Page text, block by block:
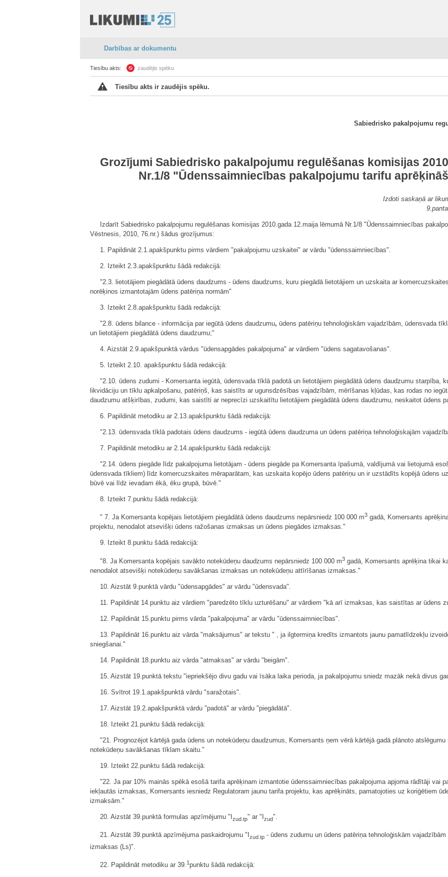
Darbības ar dokumentu
Tiesību akts: zaudējis spēku
Tiesību akts ir zaudējis spēku.
Sabiedrisko pakalpojumu
Grozījumi Sabiedrisko pakalpojumu regulēšanas komisijas
Nr.1/8 "Ūdenssaimniecības pakalpojumu tarifu
Izdoti saskaņā ar
Izdarīt Sabiedrisko pakalpojumu regulēšanas komisijas 2010.gada 12.maija lēmumā Nr.1/8 "Ūdenssaimniecības
Vēstnesis, 2010, 76.nr.) šādus grozījumus:
1. Papildināt 2.1.apakšpunktu pirms vārdiem "pakalpojumu uzskaitei" ar vārdu "ūdenssaimniecības".
2. Izteikt 2.3.apakšpunktu šādā redakcijā:
"2.3. lietotājiem piegādātā ūdens daudzums - ūdens daudzums, kuru piegādā lietotājiem un uzskaita ar
norēķinos izmantotajām ūdens patēriņa normām"
3. Izteikt 2.8.apakšpunktu šādā redakcijā:
"2.8. ūdens bilance - informācija par iegūtā ūdens daudzumu, ūdens patēriņu tehnoloģiskām vajadzībām, ūdensvada
un lietotājiem piegādātā ūdens daudzumu;"
4. Aizstāt 2.9.apakšpunktā vārdus "ūdensapgādes pakalpojuma" ar vārdiem "ūdens sagatavošanas".
5. Izteikt 2.10. apakšpunktu šādā redakcijā:
"2.10. ūdens zudumi - Komersanta iegūtā, ūdensvada tīklā padotā un lietotājiem piegādātā ūdens daudzumu starpība,
likvidāciju un tīklu apkalpošanu, patēriņš, kas saistīts ar ugunsdzēsības vajadzībām, mērīšanas kļūdas, kas rodas no
daudzumu atšķirības, zudumi, kas saistīti ar neprecīzi uzskaitītu lietotājiem piegādātā ūdens daudzumu, neskaitot ūdens
6. Papildināt metodiku ar 2.13.apakšpunktu šādā redakcijā:
"2.13. ūdensvada tīklā padotais ūdens daudzums - iegūtā ūdens daudzuma un ūdens patēriņa tehnoloģiskajām
7. Papildināt metodiku ar 2.14.apakšpunktu šādā redakcijā:
"2.14. ūdens piegāde līdz pakalpojuma lietotājam - ūdens piegāde pa Komersanta īpašumā, valdījumā vai lietojumā
ūdensvada tīkliem) līdz komercuzskaites mēraparātam, kas uzskaita kopējo ūdens patēriņu un ir uzstādīts kopējā ūdens
būvē vai līdz ievadam ēkā, ēku grupā, būvē."
8. Izteikt 7.punktu šādā redakcijā:
" 7. Ja Komersanta kopējais lietotājiem piegādātā ūdens daudzums nepārsniedz 100 000 m3 gadā, Komersants
projektu, nenodalot atsevišķi ūdens ražošanas izmaksas un ūdens piegādes izmaksas."
9. Izteikt 8.punktu šādā redakcijā:
"8. Ja Komersanta kopējais savākto notekūdeņu daudzums nepārsniedz 100 000 m3 gadā, Komersants aprēķina tikai
nenodalot atsevišķi notekūdeņu savākšanas izmaksas un notekūdeņu attīrīšanas izmaksas."
10. Aizstāt 9.punktā vārdu "ūdensapgādes" ar vārdu "ūdensvada".
11. Papildināt 14.punktu aiz vārdiem "paredzēto tīklu uzturēšanu" ar vārdiem "kā arī izmaksas, kas saistītas ar ūdens
12. Papildināt 15.punktu pirms vārda "pakalpojuma" ar vārdu "ūdenssaimniecības".
13. Papildināt 16.punktu aiz vārda "maksājumus" ar tekstu " , ja ilgtermiņa kredīts izmantots jaunu pamatlīdzekļu
sniegšanai."
14. Papildināt 18.punktu aiz vārda "atmaksas" ar vārdu "beigām".
15. Aizstāt 19.punktā tekstu "iepriekšējo divu gadu vai īsāka laika perioda, ja pakalpojumu sniedz mazāk nekā divus
16. Svītrot 19.1.apakšpunktā vārdu "saražotais".
17. Aizstāt 19.2.apakšpunktā vārdu "padotā" ar vārdu "piegādātā".
18. Izteikt 21.punktu šādā redakcijā:
"21. Prognozējot kārtējā gada ūdens un notekūdeņu daudzumus, Komersants ņem vērā kārtējā gadā plānoto
notekūdeņu savākšanas tīklam skaitu."
19. Izteikt 22.punktu šādā redakcijā:
"22. Ja par 10% mainās spēkā esošā tarifa aprēķinam izmantotie ūdenssaimniecības pakalpojuma apjoma rādītāji vai
iekļautās izmaksas, Komersants iesniedz Regulatoram jaunu tarifa projektu, kas aprēķināts, pamatojoties uz koriģētiem
izmaksām."
20. Aizstāt 39.punktā formulas apzīmējumu "Izud.tp" ar "Izud".
21. Aizstāt 39.punktā apzīmējuma paskaidrojumu "I zud.tp - ūdens zudumu un ūdens patēriņa tehnoloģiskām
izmaksas (Ls)".
22. Papildināt metodiku ar 39.1punktu šādā redakcijā: